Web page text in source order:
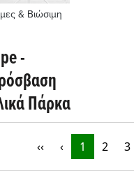
& Βιώσιμη
-
Πάρκα
‹‹ ‹ 1 2 3